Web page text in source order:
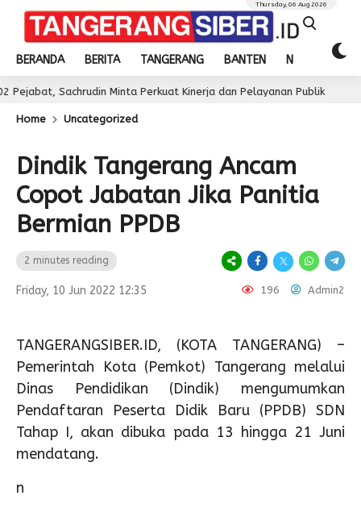
BERANDA BERITA TANGERANG BANTEN NASIONAL
Thursday, 06 Aug 2026
Minta Perkuat Kinerja dan Pelayanan Publik 3 day ago
Home Uncategorized
Dindik Tangerang Ancam
Copot Jabatan Jika Panitia
Bermian PPDB
2 minutes reading
Friday, 10 Jun 2022 12:35 196 Admin2
TANGERANGSIBER.ID, (KOTA TANGERANG) –
Pemerintah Kota (Pemkot) Tangerang melalui
Dinas Pendidikan (Dindik) mengumumkan
Pendaftaran Peserta Didik Baru (PPDB) SDN
Tahap I, akan dibuka pada 13 hingga 21 Juni
mendatang.
n